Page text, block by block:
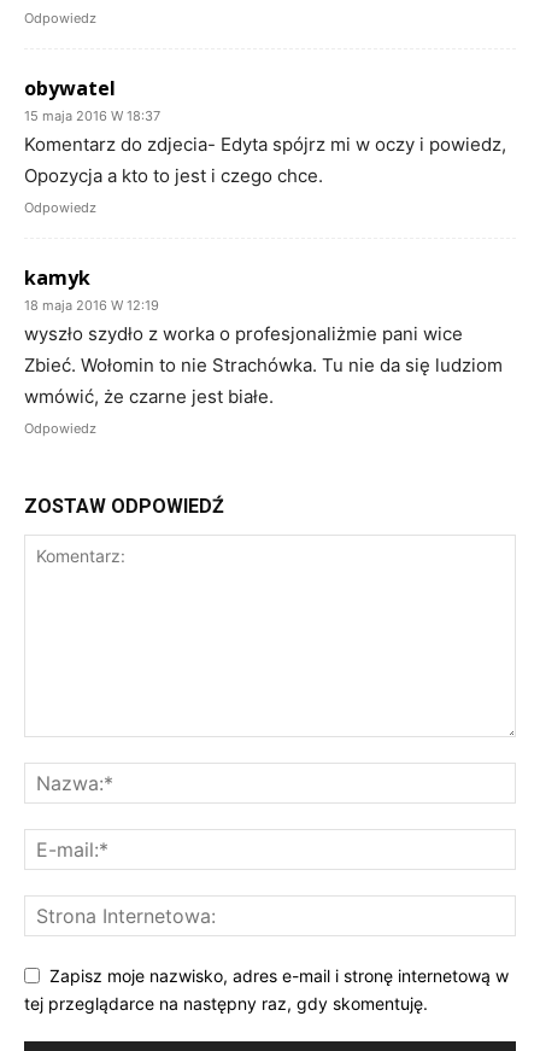
Odpowiedz
obywatel
15 maja 2016 W 18:37
Komentarz do zdjecia- Edyta spójrz mi w oczy i powiedz,
Opozycja a kto to jest i czego chce.
Odpowiedz
kamyk
18 maja 2016 W 12:19
wyszło szydło z worka o profesjonaliżmie pani wice
Zbieć. Wołomin to nie Strachówka. Tu nie da się ludziom
wmówić, że czarne jest białe.
Odpowiedz
ZOSTAW ODPOWIEDŹ
Zapisz moje nazwisko, adres e-mail i stronę internetową w
tej przeglądarce na następny raz, gdy skomentuję.